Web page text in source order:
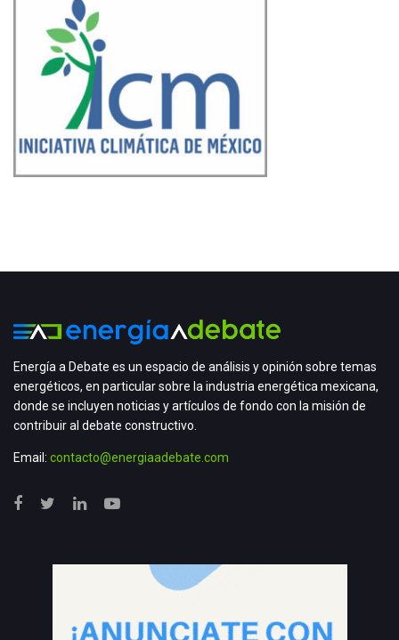
Energía a Debate es un espacio de análisis y opinión sobre temas
energéticos, en particular sobre la industria energética mexicana,
donde se incluyen noticias y artículos de fondo con la misión de
contribuir al debate constructivo.
Email: contacto@energiaadebate.com